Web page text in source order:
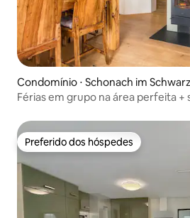
Condomínio ⋅ Schonach im
Férias em grupo na área perfeita +
Preferido dos hóspedes
Preferido dos hóspedes